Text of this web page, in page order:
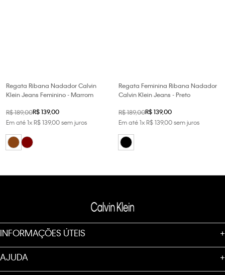
Regata Ribana Nadador Calvin
Klein Jeans Feminino - Marrom
R$189,00R$139,00
Em até1xR$139,00sem juros
Regata Feminina Ribana Nadador
Calvin Klein Jeans - Preto
R$189,00R$139,00
Em até1xR$139,00sem juros
INFORMAÇÕES ÚTEIS +
AJUDA +